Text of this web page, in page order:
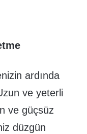
ardında
ve yeterli
ve güçsüz
düzgün